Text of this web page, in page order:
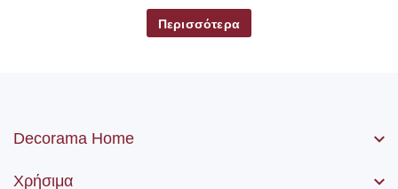
Περισσότερα
Decorama Home
Χρήσιμα